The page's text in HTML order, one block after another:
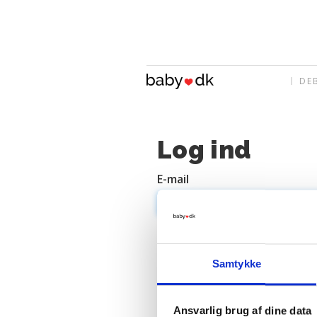
Samtykke
Ansvarlig brug af dine data
Log ind
E-mail